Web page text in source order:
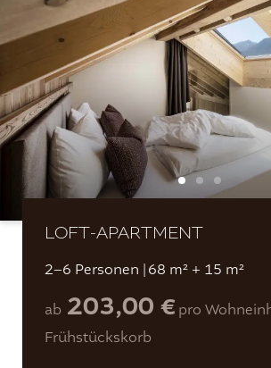
LOFT-APARTMENT
2–6 Personen | 68 m² + 15 m²
ab 203,00 € pro
Frühstückskorb